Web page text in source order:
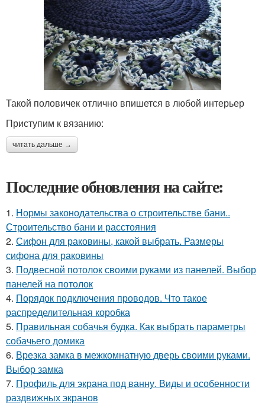
Такой половичек отлично впишется в любой интерьер
Приступим к вязанию:
читать дальше →
Последние обновления на сайте:
1. Нормы законодательства о строительстве бани..
Строительство бани и расстояния
2. Сифон для раковины, какой выбрать. Размеры
сифона для раковины
3. Подвесной потолок своими руками из панелей. Выбор
панелей на потолок
4. Порядок подключения проводов. Что такое
распределительная коробка
5. Правильная собачья будка. Как выбрать параметры
собачьего домика
6. Врезка замка в межкомнатную дверь своими руками.
Выбор замка
7. Профиль для экрана под ванну. Виды и особенности
раздвижных экранов